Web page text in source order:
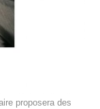
proposera des